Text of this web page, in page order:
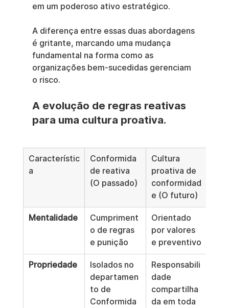
em um poderoso ativo estratégico.
A diferença entre essas duas abordagens
é gritante, marcando uma mudança
fundamental na forma como as
organizações bem-sucedidas gerenciam
o risco.
A evolução de regras reativas
para uma cultura proativa.
Característic
a
Conformida
de reativa
(O passado)
Cultura
proativa de
conformidad
e (O futuro)
Mentalidade
Cumpriment
o de regras
e punição
Orientado
por valores
e preventivo
Propriedade
Isolados no
departamen
to de
Conformida
Responsabili
dade
compartilha
da em toda